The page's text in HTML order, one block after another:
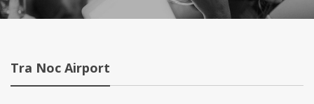
Tra Noc Airport